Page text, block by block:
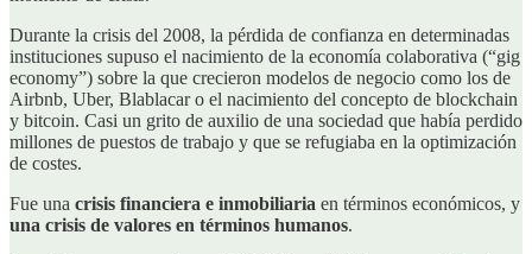
Durante la crisis del 2008, la pérdida de confianza en determinadas
instituciones supuso el nacimiento de la economía colaborativa (“gig
economy”) sobre la que crecieron modelos de negocio como los de
Airbnb, Uber, Blablacar o el nacimiento del concepto de blockchain
y bitcoin. Casi un grito de auxilio de una sociedad que había perdido
millones de puestos de trabajo y que se refugiaba en la optimización
de costes.
Fue una crisis financiera e inmobiliaria en términos económicos, y
una crisis de valores en términos humanos.